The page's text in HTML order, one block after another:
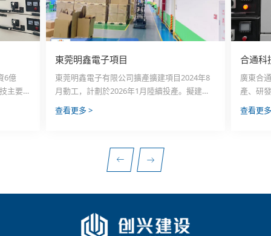
6億
主要從
東莞明鑫電子項目
東莞明鑫電子有限公司擴產擴建項目2024年8
月動工，計劃於2026年1月陸續投產。擬建設
一棟8層廠房及配套設施，項目用地面積約
19025㎡，建築面積約67382㎡。項目總投資3
房高端液冷產品、電腦機箱、散熱器、通訊機
查看更多 >
合通科
廣東合
產、研
“樣品→
月產量
房、2號
查看更